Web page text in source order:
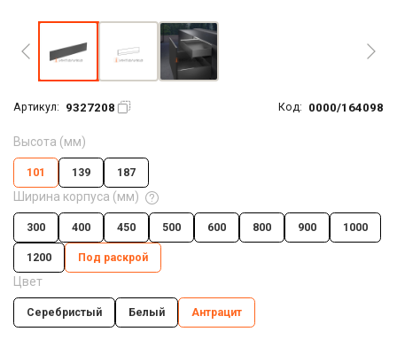
Артикул: 9327208 Код: 0000/164098
Высота (мм)
101 139 187
Ширина корпуса (мм)
300 400 450 500 600 800 900 1000
1200 Под раскрой
Цвет
Серебристый Белый Антрацит